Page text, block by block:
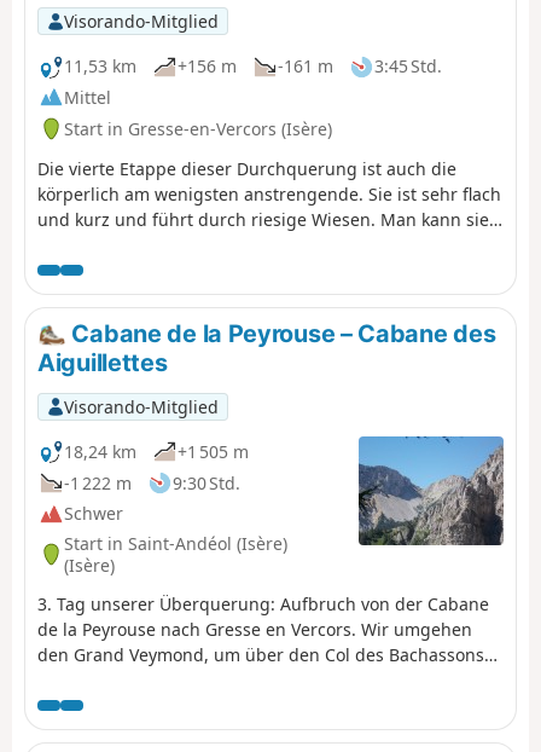
Visorando-Mitglied
11,53 km
+156 m -161 m
3:45 Std.
Mittel
Start in Gresse-en-Vercors (Isère)
Die vierte Etappe dieser Durchquerung ist auch die
körperlich am wenigsten anstrengende. Sie ist sehr flach
und kurz und führt durch riesige Wiesen. Man kann sie
Cabane de la Peyrouse – Cabane des
Aiguillettes
Visorando-Mitglied
18,24 km
+1 505 m
-1 222 m
9:30 Std.
Schwer
Start in Saint-Andéol (Isère)
(Isère)
3. Tag unserer Überquerung: Aufbruch von der Cabane
de la Peyrouse nach Gresse en Vercors. Wir umgehen
den Grand Veymond, um über den Col des Bachassons
machen dann Halt an der Cabane de l'Aiguillette.